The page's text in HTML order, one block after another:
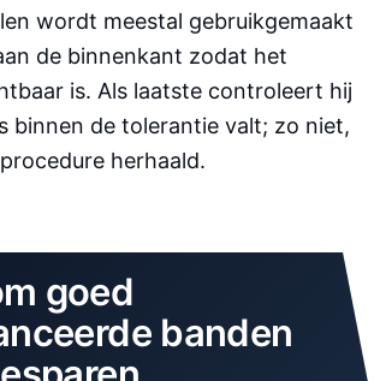
wordt meestal gebruikgemaakt
de binnenkant zodat het
is. Als laatste controleert hij
binnen de tolerantie valt; zo niet,
herhaald.
goed
banden